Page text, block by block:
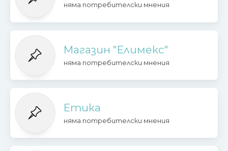
няма потребителски мнения
Магазин "Елимекс"
няма потребителски мнения
Етика
няма потребителски мнения